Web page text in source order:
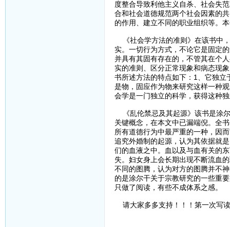
度整合导致利他主义自杀、社会失
合和社会道德规范两个社会因素的
的作用、建立不同的职业组织等。
《社会学方法的准则》在该书中
实。一切行为方式，不论它是固定
并具有其固有存在的，不管其在个
实的准则、区分正常现象和病态现
书所述方法的特点如下：1、它独
是物，固应作为物来研究这样一种
会学是一门独立的科学，获得这种
《乱伦禁忌及其起源》该书是涂
关键概念，在本文中已漏端倪。全
所有道德行为中最严重的一种，因
追究外婚制的起源，认为其依据就
们的血液之中。血以及与血有关的
失。妇女身上会长期出现不断流血
不同的图腾，认为对方的图腾并不
的是涂尔干关于宗教研究的一些重
只做了阅读，有些不成体系之感。
请大家多多支持！！！第一次写